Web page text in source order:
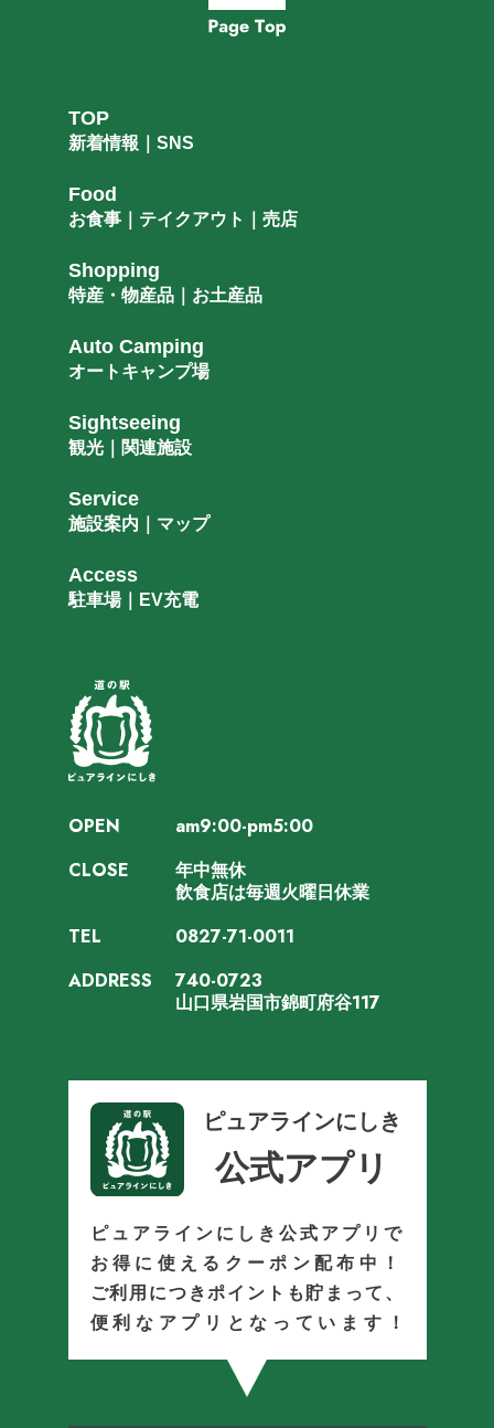
TOP
新着情報｜SNS
Food
お食事｜テイクアウト｜売店
Shopping
特産・物産品｜お土産品
Auto Camping
オートキャンプ場
Sightseeing
観光｜関連施設
Service
施設案内｜マップ
Access
駐車場｜EV充電
OPEN
am9:00-pm5:00
CLOSE
年中無休
飲食店は毎週火曜日休業
TEL
0827-71-0011
ADDRESS
740-0723
山口県岩国市錦町府谷117
ピュアラインにしき
公式アプリ
ピュアラインにしき公式アプリで
お得に使えるクーポン配布中！
ご利用につきポイントも貯まって、
便利なアプリとなっています！